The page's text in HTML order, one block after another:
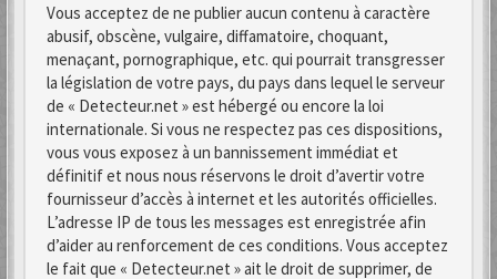
Vous acceptez de ne publier aucun contenu à caractère
abusif, obscène, vulgaire, diffamatoire, choquant,
menaçant, pornographique, etc. qui pourrait transgresser
la législation de votre pays, du pays dans lequel le serveur
de « Detecteur.net » est hébergé ou encore la loi
internationale. Si vous ne respectez pas ces dispositions,
vous vous exposez à un bannissement immédiat et
définitif et nous nous réservons le droit d’avertir votre
fournisseur d’accès à internet et les autorités officielles.
L’adresse IP de tous les messages est enregistrée afin
d’aider au renforcement de ces conditions. Vous acceptez
le fait que « Detecteur.net » ait le droit de supprimer, de